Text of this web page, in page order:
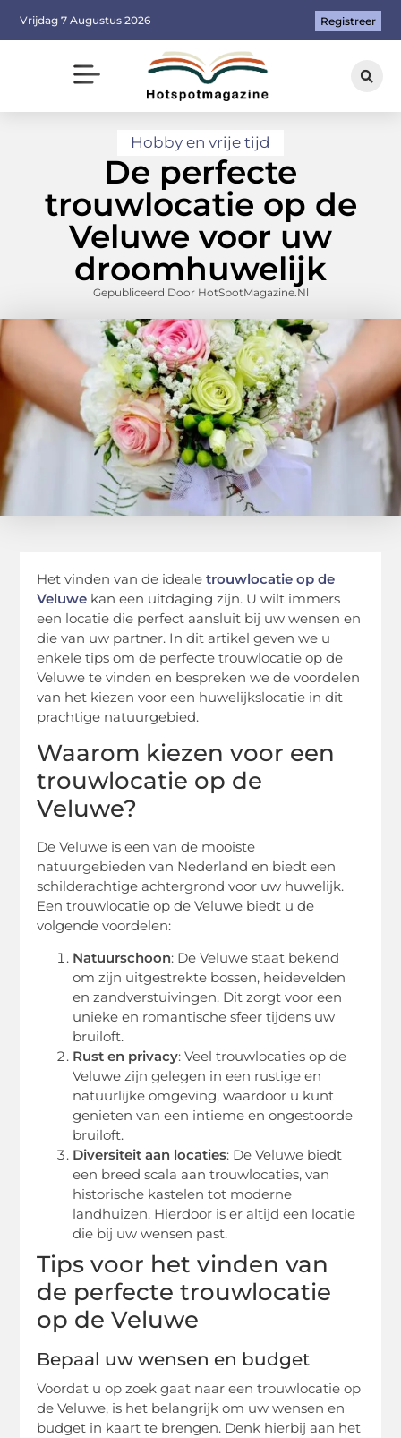
Vrijdag 7 Augustus 2026 Registreer
Hobby en vrije tijd
De perfecte
trouwlocatie op de
Veluwe voor uw
droomhuwelijk
Gepubliceerd Door HotSpotMagazine.nl
Het vinden van de idealetrouwlocatie op de
Veluwe kan een uitdaging zijn. U wilt immers
een locatie die perfect aansluit bij uw wensen en
die van uw partner. In dit artikel geven we u
enkele tips om de perfecte trouwlocatie op de
Veluwe te vinden en bespreken we de voordelen
van het kiezen voor een huwelijkslocatie in dit
prachtige natuurgebied.
Waarom kiezen voor een
trouwlocatie op de
Veluwe?
De Veluwe is een van de mooiste
natuurgebieden van Nederland en biedt een
schilderachtige achtergrond voor uw huwelijk.
Een trouwlocatie op de Veluwe biedt u de
volgende voordelen:
Natuurschoon: De Veluwe staat bekend
om zijn uitgestrekte bossen, heidevelden
en zandverstuivingen. Dit zorgt voor een
unieke en romantische sfeer tijdens uw
bruiloft.
Rust en privacy: Veel trouwlocaties op de
Veluwe zijn gelegen in een rustige en
natuurlijke omgeving, waardoor u kunt
genieten van een intieme en ongestoorde
bruiloft.
Diversiteit aan locaties: De Veluwe biedt
een breed scala aan trouwlocaties, van
historische kastelen tot moderne
landhuizen. Hierdoor is er altijd een locatie
die bij uw wensen past.
Tips voor het vinden van
de perfecte trouwlocatie
op de Veluwe
Bepaal uw wensen en budget
Voordat u op zoek gaat naar een trouwlocatie op
de Veluwe, is het belangrijk om uw wensen en
budget in kaart te brengen. Denk hierbij aan het